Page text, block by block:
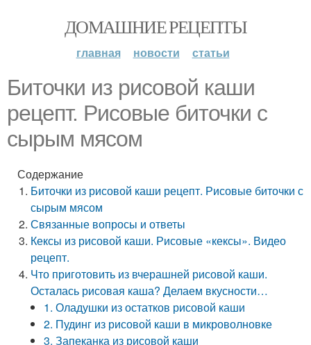
ДОМАШНИЕ РЕЦЕПТЫ
главная новости статьи
Биточки из рисовой каши
рецепт. Рисовые биточки с
сырым мясом
Содержание
Биточки из рисовой каши рецепт. Рисовые биточки с
сырым мясом
Связанные вопросы и ответы
Кексы из рисовой каши. Рисовые «кексы». Видео
рецепт.
Что приготовить из вчерашней рисовой каши.
Осталась рисовая каша? Делаем вкусности…
1. Оладушки из остатков рисовой каши
2. Пудинг из рисовой каши в микроволновке
3. Запеканка из рисовой каши